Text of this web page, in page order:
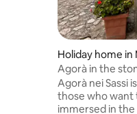
Holiday home in
Agorà in the
Agorà nei Sassi
those who want
immersed in